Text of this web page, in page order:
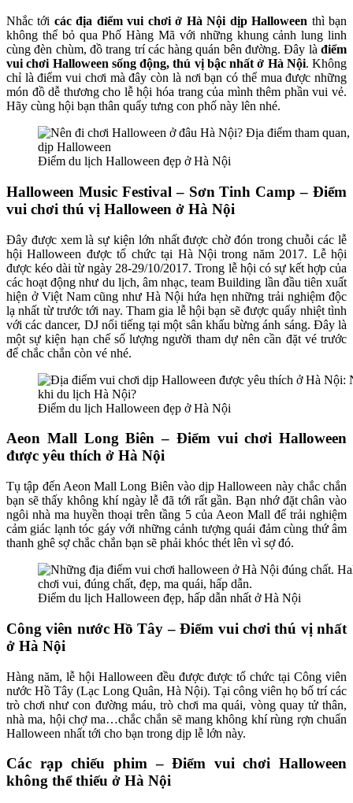
Nhắc tới các địa điểm vui chơi ở Hà Nội dịp Halloween thì bạn
không thể bỏ qua Phố Hàng Mã với những khung cảnh lung linh
cùng đèn chùm, đồ trang trí các hàng quán bên đường. Đây là điểm
vui chơi Halloween sống động, thú vị bậc nhất ở Hà Nội. Không
chỉ là điểm vui chơi mà đây còn là nơi bạn có thể mua được những
món đồ dễ thương cho lễ hội hóa trang của mình thêm phần vui vẻ.
Hãy cùng hội bạn thân quẩy tưng con phố này lên nhé.
Điểm du lịch Halloween đẹp ở Hà Nội
Halloween Music Festival – Sơn Tinh Camp – Điểm
vui chơi thú vị Halloween ở Hà Nội
Đây được xem là sự kiện lớn nhất được chờ đón trong chuỗi các lễ
hội Halloween được tổ chức tại Hà Nội trong năm 2017. Lễ hội
được kéo dài từ ngày 28-29/10/2017. Trong lễ hội có sự kết hợp của
các hoạt động như du lịch, âm nhạc, team Building lần đầu tiên xuất
hiện ở Việt Nam cũng như Hà Nội hứa hẹn những trải nghiệm độc
lạ nhất từ trước tới nay. Tham gia lễ hội bạn sẽ được quẩy nhiệt tình
với các dancer, DJ nổi tiếng tại một sân khấu bừng ánh sáng. Đây là
một sự kiện hạn chế số lượng người tham dự nên cần đặt vé trước
để chắc chắn còn vé nhé.
Điểm du lịch Halloween đẹp ở Hà Nội
Aeon Mall Long Biên – Điểm vui chơi Halloween
được yêu thích ở Hà Nội
Tụ tập đến Aeon Mall Long Biên vào dịp Halloween này chắc chắn
bạn sẽ thấy không khí ngày lễ đã tới rất gần. Bạn nhớ đặt chân vào
ngôi nhà ma huyền thoại trên tầng 5 của Aeon Mall để trải nghiệm
cảm giác lạnh tóc gáy với những cảnh tượng quái đảm cùng thứ âm
thanh ghê sợ chắc chắn bạn sẽ phải khóc thét lên vì sợ đó.
Điểm du lịch Halloween đẹp, hấp dẫn nhất ở Hà Nội
Công viên nước Hồ Tây – Điểm vui chơi thú vị nhất
ở Hà Nội
Hàng năm, lễ hội Halloween đều được được tổ chức tại Công viên
nước Hồ Tây (Lạc Long Quân, Hà Nội). Tại công viên họ bố trí các
trò chơi như con đường máu, trò chơi ma quái, vòng quay tử thân,
nhà ma, hội chợ ma…chắc chắn sẽ mang không khí rùng rợn chuẩn
Halloween nhất tới cho bạn trong dịp lễ lớn này.
Các rạp chiếu phim – Điểm vui chơi Halloween
không thể thiếu ở Hà Nội